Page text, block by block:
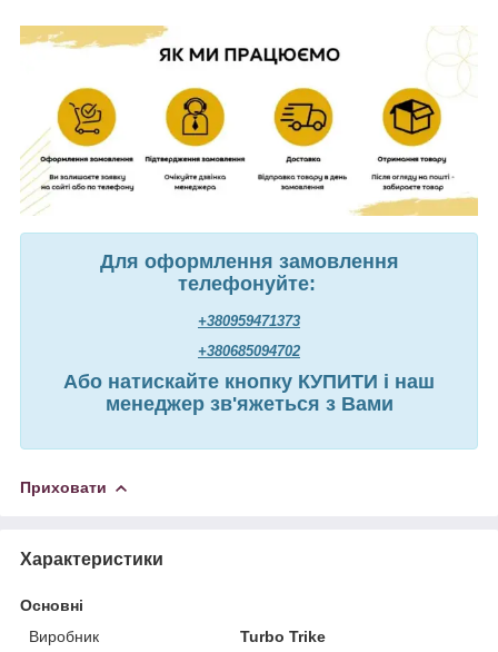
Для оформлення замовлення
телефонуйте:
+380959471373
+380685094702
Або натискайте кнопку КУПИТИ і наш
менеджер зв'яжеться з Вами
Приховати
Характеристики
Основні
Виробник
Turbo Trike